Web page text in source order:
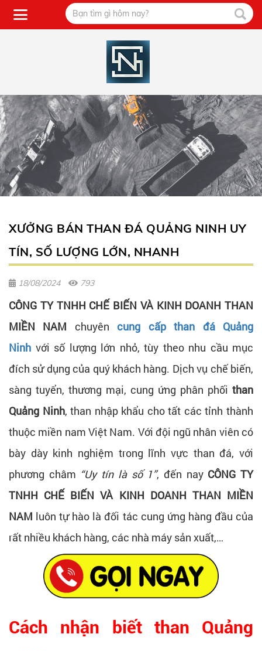
XƯỞNG BÁN THAN ĐÁ QUẢNG NINH UY
TÍN, SỐ LƯỢNG LỚN, NHANH
18/08/2024 793
CÔNG TY TNHH CHẾ BIẾN VÀ KINH DOANH THAN
MIỀN NAM chuyêncung cấp than đá Quảng
Ninh với số lượng lớn nhỏ, tùy theo nhu cầu mục
đích sử dụng của quý khách hàng. Dịch vụ chế biến,
sàng tuyển, thương mại, cung ứng phân phối than
Quảng Ninh, than nhập khẩu cho tất các tỉnh thành
thuộc miền nam Việt Nam. Với đội ngũ nhân viên có
bày dày kinh nghiệm trong lĩnh vực than đá, với
phương châm “Uy tín là số 1”, đến nay CÔNG TY
TNHH CHẾ BIẾN VÀ KINH DOANH THAN MIỀN
NAM luôn tự hào là đối tác cung ứng hàng đầu của
rất nhiều khách hàng, các nhà máy sản xuất,…
Cách nhận biết than Quảng